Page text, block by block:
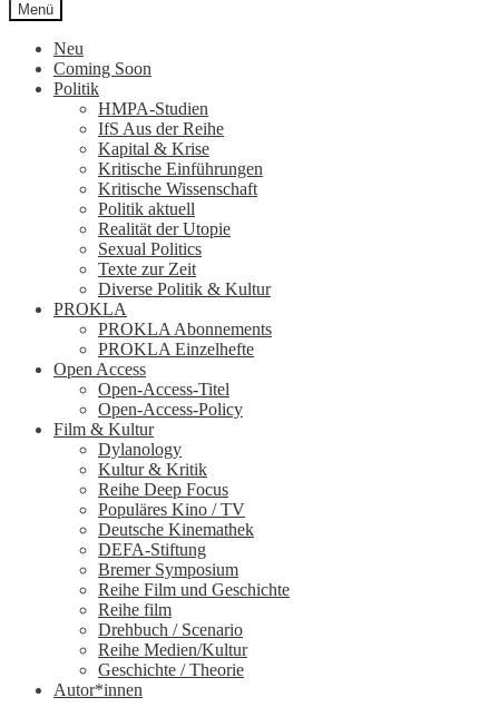
Menü
Neu
Coming Soon
Politik
HMPA-Studien
IfS Aus der Reihe
Kapital & Krise
Kritische Einführungen
Kritische Wissenschaft
Politik aktuell
Realität der Utopie
Sexual Politics
Texte zur Zeit
Diverse Politik & Kultur
PROKLA
PROKLA Abonnements
PROKLA Einzelhefte
Open Access
Open-Access-Titel
Open-Access-Policy
Film & Kultur
Dylanology
Kultur & Kritik
Reihe Deep Focus
Populäres Kino / TV
Deutsche Kinemathek
DEFA-Stiftung
Bremer Symposium
Reihe Film und Geschichte
Reihe film
Drehbuch / Scenario
Reihe Medien/Kultur
Geschichte / Theorie
Autor*innen